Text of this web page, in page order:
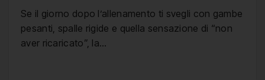
Se il giorno dopo l’allenamento ti svegli con gambe
pesanti, spalle rigide e quella sensazione di “non
aver ricaricato”, la…